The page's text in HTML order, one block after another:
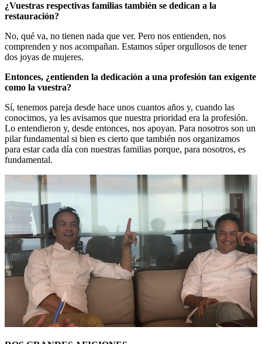
¿Vuestras respectivas familias también se dedican a la
restauración?
No, qué va, no tienen nada que ver. Pero nos entienden, nos
comprenden y nos acompañan. Estamos súper orgullosos de tener
dos joyas de mujeres.
Entonces, ¿entienden la dedicación a una profesión tan exigente
como la vuestra?
Sí, tenemos pareja desde hace unos cuantos años y, cuando las
conocimos, ya les avisamos que nuestra prioridad era la profesión.
Lo entendieron y, desde entonces, nos apoyan. Para nosotros son un
pilar fundamental si bien es cierto que también nos organizamos
para estar cada día con nuestras familias porque, para nosotros, es
fundamental.